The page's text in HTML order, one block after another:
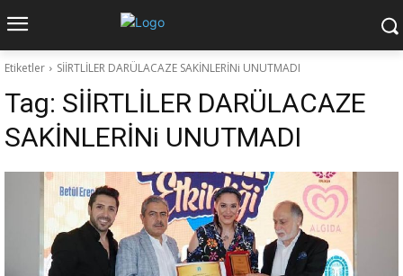
Etiketler SİİRTLİLER DARÜLACAZE SAKİNLERİNi UNUTMADI
Tag: SİİRTLİLER DARÜLACAZE
SAKİNLERİNi UNUTMADI